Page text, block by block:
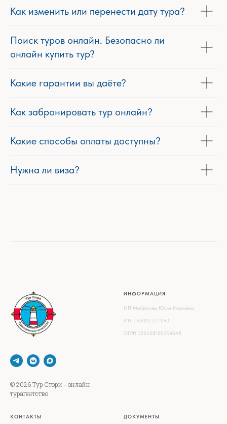
Как изменить или перенести дату тура?
Поиск туров онлайн. Безопасно ли
онлайн купить тур?
Какие гарантии вы даёте?
Как забронировать тур онлайн?
Какие способы оплаты доступны?
Нужна ли виза?
© 2026 Тур Стори - онлайн
турагентство
ИНФОРМАЦИЯ
ИП Майфатова Юлия Ивановна
ИНН 500123113093
ОГРН 320508100294548
КОНТАКТЫ ДОКУМЕНТЫ